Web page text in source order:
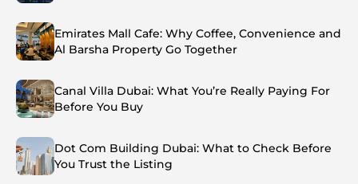
Emirates Mall Cafe: Why Coffee, Convenience and
Al Barsha Property Go Together
Canal Villa Dubai: What You’re Really Paying For
Before You Buy
Dot Com Building Dubai: What to Check Before
You Trust the Listing